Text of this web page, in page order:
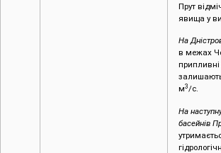
Прут
явища у
На
в межах
м3/с.
На
басейнів